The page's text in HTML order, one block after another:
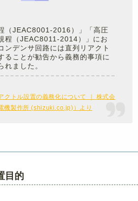
（JEAC8001-2016）」「高圧
程（JEAC8011-2014）」にお
ンデンサ回路には直列リアクト
ることが勧告から義務的事項に
れました。
クトル設置の義務化について ｜ 株式会
機製作所 (shizuki.co.jp)）より
目的